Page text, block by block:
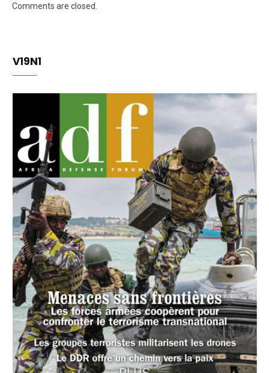
Comments are closed.
V19N1